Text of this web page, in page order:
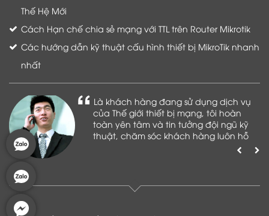
Thế Hệ Mới
Cách Hạn chế chia sẻ mạng với TTL trên Router Mikrotik
Các hướng dẫn kỹ thuật cấu hình thiết bị MikroTik nhanh
nhất
Là khách hàng đang sử dụng dịch vụ
của Thế giới thiết bị mạng, tôi hoàn
toàn yên tâm và tin tưởng đội ngũ kỹ
thuật, chăm sóc khách hàng luôn hỗ